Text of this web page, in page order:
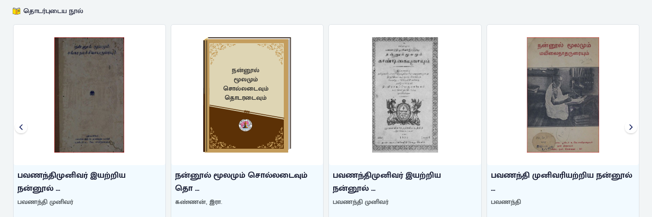
தொடர்புடைய நூல்
பவணந்திமுனிவர் இயற்றிய
நன்னூல் ...
பவணந்தி முனிவர்
நன்னூல்
மூலமும்
சொல்லடைவும்
தொடரடைவும்
நன்னூல் மூலமும் சொல்லடைவும்
தொ ...
கண்ணன், இரா.
பவணந்திமுனிவர் இயற்றிய
நன்னூல் ...
பவணந்தி முனிவர்
பவணந்தி முனிவரியற்றிய நன்னூல்
...
பவணந்தி